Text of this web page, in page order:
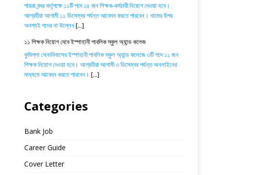
পায়রা বন্দর কর্তৃপক্ষে ১১টি পদে ১৫ জন শিক্ষক-কর্মচারী নিয়োগ দেওয়া হবে।
আগ্রহীরা আগামী ১১ ডিসেম্বর পর্যন্ত আবেদন করতে পারবেন। খামের উপর
অবশ্যই পদের না উল্লেখ[...]
১১ শিক্ষক নিয়োগ দেবে ইস্পাহানী পাবলিক স্কুল অ্যান্ড কলেজ
কুমিল্লা সেনানিবাসের ইস্পাহানী পাবলিক স্কুল অ্যান্ড কলেজে ৩টি পদে ১১ জন
শিক্ষক নিয়োগ দেওয়া হবে। আগ্রহীরা আগামী ৩ ডিসেম্বর পর্যন্ত অনলাইনের
মাধ্যমে আবেদন করতে পারবেন। [...]
Categories
Bank Job
Career Guide
Cover Letter